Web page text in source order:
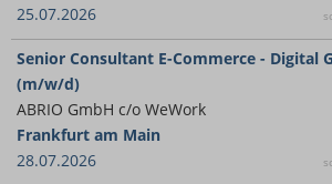
25.07.2026
Senior Consultant E-Commerce - Digital
(m/w/d)
ABRIO GmbH c/o WeWork
Frankfurt am Main
28.07.2026